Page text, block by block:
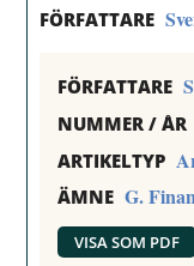
FÖRFATTARE
FÖRFATTARE
NUMMER / ÅR
ARTIKELTYP
ÄMNE G.
VISA SOM PDF